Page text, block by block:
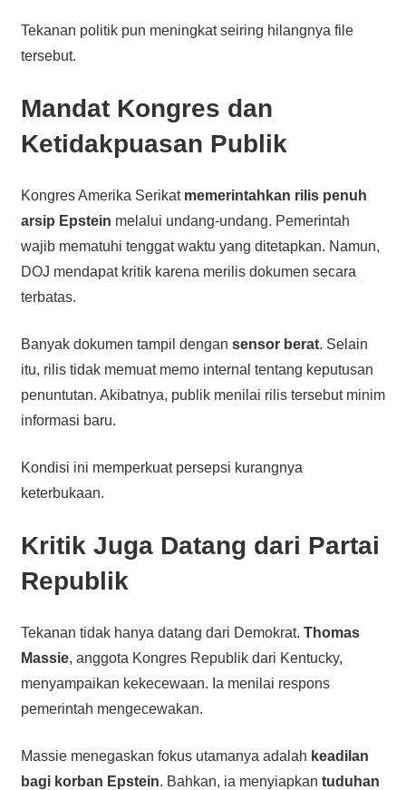
Tekanan politik pun meningkat seiring hilangnya file
tersebut.
Mandat Kongres dan
Ketidakpuasan Publik
Kongres Amerika Serikat memerintahkan rilis penuh
arsip Epstein melalui undang-undang. Pemerintah
wajib mematuhi tenggat waktu yang ditetapkan. Namun,
DOJ mendapat kritik karena merilis dokumen secara
terbatas.
Banyak dokumen tampil dengan sensor berat. Selain
itu, rilis tidak memuat memo internal tentang keputusan
penuntutan. Akibatnya, publik menilai rilis tersebut minim
informasi baru.
Kondisi ini memperkuat persepsi kurangnya
keterbukaan.
Kritik Juga Datang dari Partai
Republik
Tekanan tidak hanya datang dari Demokrat. Thomas
Massie, anggota Kongres Republik dari Kentucky,
menyampaikan kekecewaan. Ia menilai respons
pemerintah mengecewakan.
Massie menegaskan fokus utamanya adalah keadilan
bagi korban Epstein. Bahkan, ia menyiapkan tuduhan